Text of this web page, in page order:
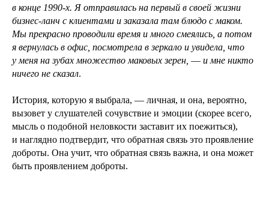
в конце 1990-х. Я отправилась на первый в своей жизни
бизнес-ланч с клиентами и заказала там блюдо с маком.
Мы прекрасно проводили время и много смеялись, а потом
я вернулась в офис, посмотрела в зеркало и увидела, что
у меня на зубах множество маковых зерен, — и мне никто
ничего не сказал.
История, которую я выбрала, — личная, и она, вероятно,
вызовет у слушателей сочувствие и эмоции (скорее всего,
мысль о подобной неловкости заставит их поежиться),
и наглядно подтвердит, что обратная связь это проявление
доброты. Она учит, что обратная связь важна, и она может
быть проявлением доброты.